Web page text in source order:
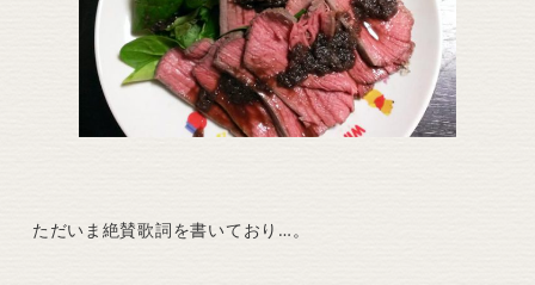
ただいま絶賛歌詞を書いており…。